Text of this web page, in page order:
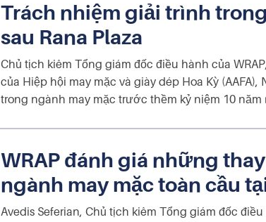
Trách nhiệm giải trình
sau Rana Plaza
Chủ tịch kiêm Tổng giám đốc điều hành của
của Hiệp hội may mặc và giày dép Hoa Kỳ
trong ngành may mặc trước thềm kỷ niệm 10 năm
WRAP đánh giá những
ngành may mặc toàn cầu
Avedis Seferian, Chủ tịch kiêm Tổng giám đốc